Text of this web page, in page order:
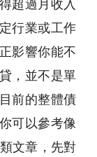
超過月收入
行業或工作
影響你能不
，並不是單
前的整體債
可以參考像
文章，先對